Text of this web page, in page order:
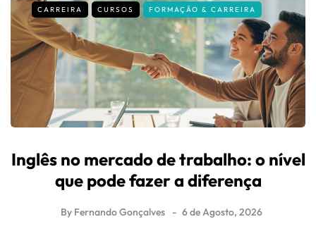
CARREIRA CURSOS FORMAÇÃO & CARREIRA
Inglês no mercado de trabalho: o nível
que pode fazer a diferença
By Fernando Gonçalves 6 de Agosto, 2026